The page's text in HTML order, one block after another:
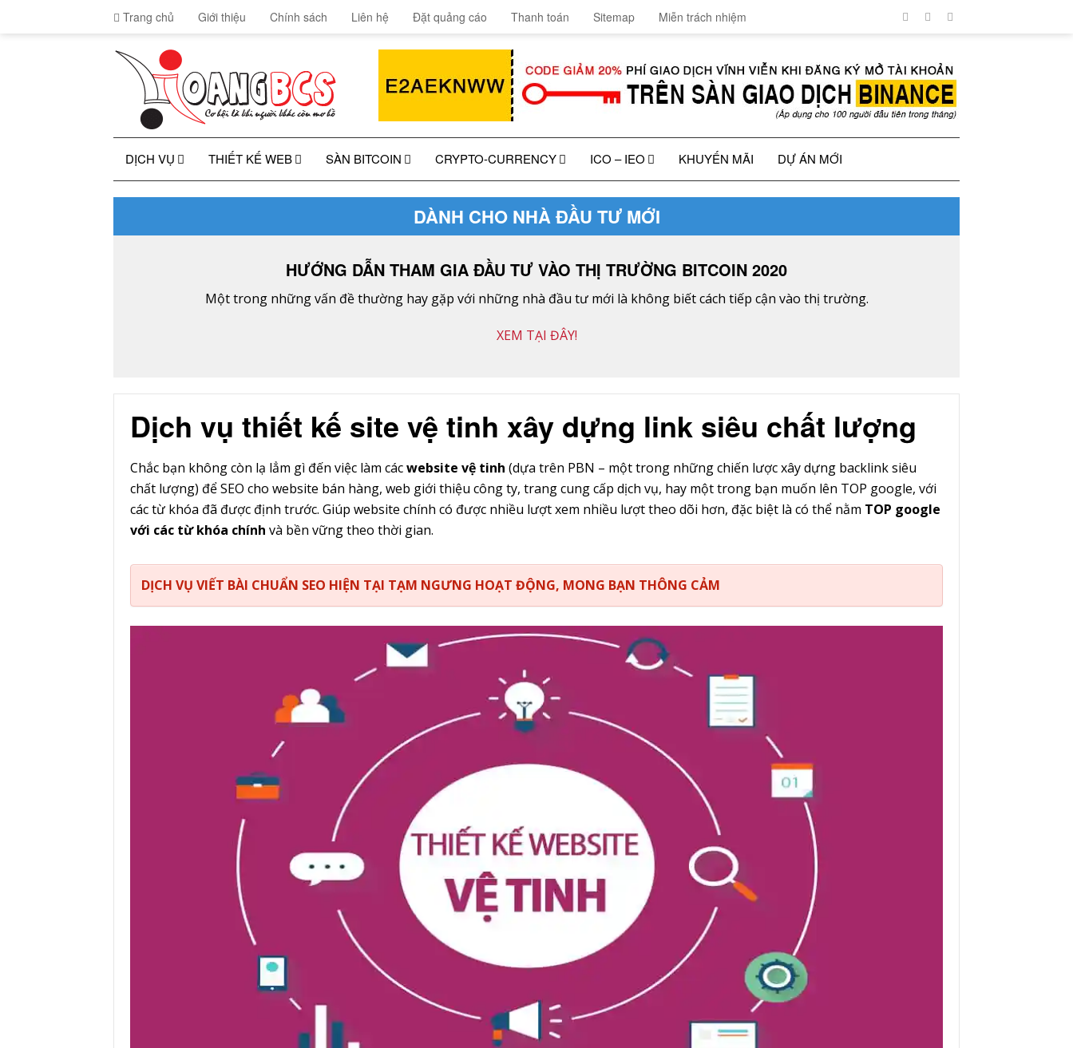
Trang chủ Giới thiệu Chính sách Liên hệ Đặt quảng cáo Thanh toán Sitemap Miễn trách nhiệm
DỊCH VỤ THIẾT KẾ WEB SÀN BITCOIN CRYPTO-CURRENCY ICO – IEO KHUYẾN MÃI DỰ ÁN MỚI
DÀNH CHO NHÀ ĐẦU TƯ MỚI
HƯỚNG DẪN THAM GIA ĐẦU TƯ VÀO THỊ TRƯỜNG BITCOIN 2020
Một trong những vấn đề thường hay gặp với những nhà đầu tư mới là không biết cách tiếp cận vào thị trường.
XEM TẠI ĐÂY!
Dịch vụ thiết kế site vệ tinh xây dựng link siêu chất lượng
Chắc bạn không còn lạ lẳm gì đến việc làm cácwebsite vệ tinh (dựa trên PBN – một trong những chiến lược xây dựng backlink siêu
chất lượng) để SEO cho website bán hàng, web giới thiệu công ty, trang cung cấp dịch vụ, hay một trong bạn muốn lên TOP google, với
các từ khóa đã được định trước. Giúp website chính có được nhiều lượt xem nhiều lượt theo dõi hơn, đặc biệt là có thể nằm TOP google
với các từ khóa chính và bền vững theo thời gian.
DỊCH VỤ VIẾT BÀI CHUẨN SEO HIỆN TẠI TẠM NGƯNG HOẠT ĐỘNG, MONG BẠN THÔNG CẢM